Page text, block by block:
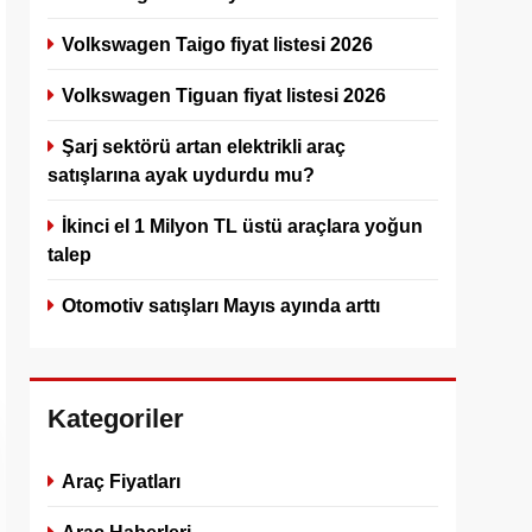
Volkswagen Taigo fiyat listesi 2026
Volkswagen Tiguan fiyat listesi 2026
Şarj sektörü artan elektrikli araç
satışlarına ayak uydurdu mu?
İkinci el 1 Milyon TL üstü araçlara yoğun
talep
Otomotiv satışları Mayıs ayında arttı
Kategoriler
Araç Fiyatları